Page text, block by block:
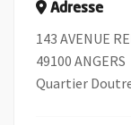
Adresse
143 AVENUE
49100 ANGERS
Quartier